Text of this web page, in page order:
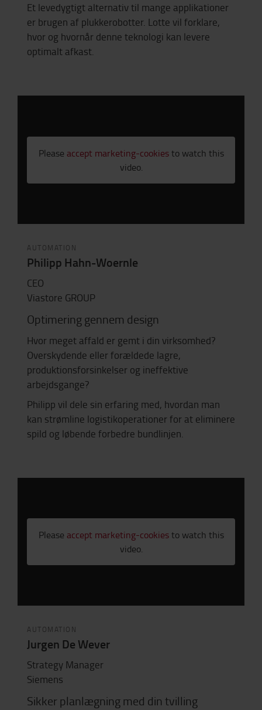
Et levedygtigt alternativ til mange applikationer
er brugen af ​​plukkerobotter. Lotte vil forklare,
hvor og hvornår denne teknologi kan levere
optimalt afkast.
Please accept marketing-cookiesto watch this
video.
AUTOMATION
Philipp Hahn-Woernle
CEO
Viastore GROUP
Optimering gennem design
Hvor meget affald er gemt i din virksomhed?
Overskydende eller forældede lagre,
produktionsforsinkelser og ineffektive
arbejdsgange?
Philipp vil dele sin erfaring med, hvordan man
kan strømline logistikoperationer for at eliminere
spild og løbende forbedre bundlinjen.
Please accept marketing-cookiesto watch this
video.
AUTOMATION
Jurgen De Wever
Strategy Manager
Siemens
Sikker planlægning med din tvilling